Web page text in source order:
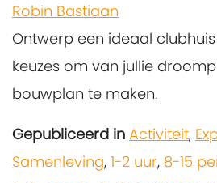
Robin Bastiaan
Ontwerp een ideaal
keuzes om van jullie
bouwplan te maken.
Gepubliceerd in Activiteit,
Samenleving, 1-2 uur, 8-15